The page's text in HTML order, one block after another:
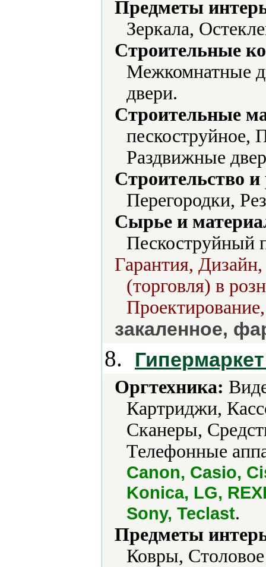
Предметы
Зеркала,
Строительные
Межкомнатные
двери.
Строительные
пескоструйное,
Раздвижные
Строительство
Перегородки,
Сырье и
Пескоструйный
Гарантия,
(торговля) в
закаленное,
8.
Оргтехника:
Картриджи,
Сканеры,
Телефонные
Canon, Casio,
Konica, LG,
Sony, Teclast.
Предметы
Ковры,